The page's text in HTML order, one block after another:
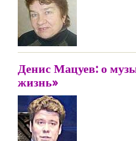
Денис Мацуев: о
жизнь»